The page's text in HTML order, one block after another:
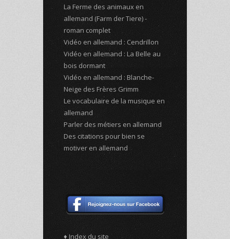
La Ferme des animaux en
allemand (Farm der Tiere) -
roman complet
Vidéo en allemand : Cendrillon
Vidéo en allemand : La Belle au
bois dormant
Vidéo en allemand : Blanche-
Neige des Frères Grimm
Le vocabulaire de la musique en
allemand
Parler des métiers en allemand
Des citations pour bien se
motiver en allemand
♦ Index du site